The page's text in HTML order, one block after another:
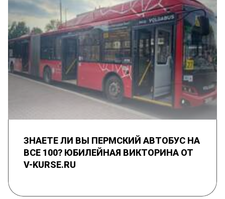
ЗНАЕТЕ ЛИ ВЫ ПЕРМСКИЙ АВТОБУС НА
ВСЕ 100? ЮБИЛЕЙНАЯ ВИКТОРИНА ОТ
V-KURSE.RU